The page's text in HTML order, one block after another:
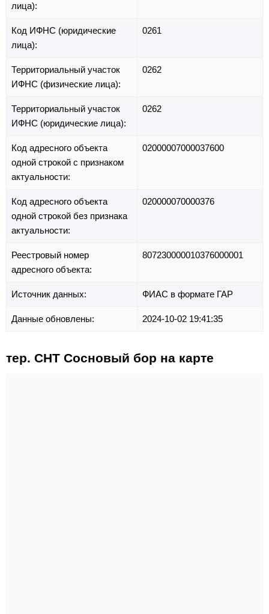
лица):
Код ИФНС (юридические
лица):
0261
Территориальный участок
ИФНС (физические лица):
0262
Территориальный участок
ИФНС (юридические лица):
0262
Код адресного объекта
одной строкой с признаком
актуальности:
02000007000037600
Код адресного объекта
одной строкой без признака
актуальности:
020000070000376
Реестровый номер
адресного объекта:
807230000010376000001
Источник данных: ФИАС в формате ГАР
Данные обновлены: 2024-10-02 19:41:35
тер. СНТ Сосновый бор на карте